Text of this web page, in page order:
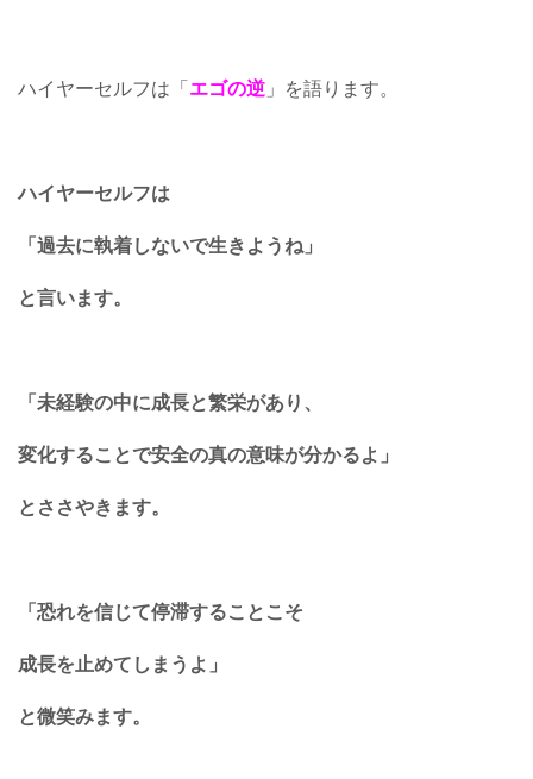
ハイヤーセルフは「エゴの逆 」を語ります。
ハイヤーセルフは
「過去に執着しないで生きようね」
と言います。
「未経験の中に成長と繁栄があり、
変化することで安全の真の意味が分かるよ」
とささやきます。
「恐れを信じて停滞することこそ
成長を止めてしまうよ」
と微笑みます。